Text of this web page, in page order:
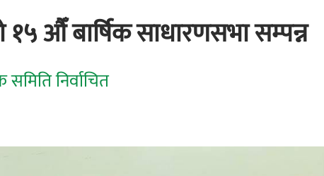
औँ बार्षिक साधारणसभा सम्पन्न
निर्वाचित